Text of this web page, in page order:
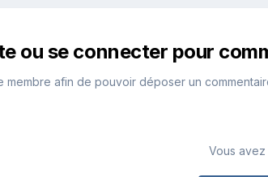
ou se connecter pour
membre afin de pouvoir déposer un
Vous